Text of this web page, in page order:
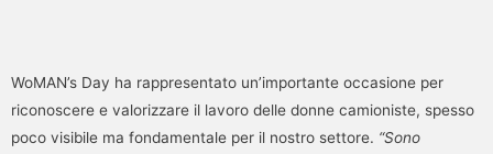
WoMAN’s Day ha rappresentato un’importante occasione per
riconoscere e valorizzare il lavoro delle donne camioniste, spesso
poco visibile ma fondamentale per il nostro settore. “Sono